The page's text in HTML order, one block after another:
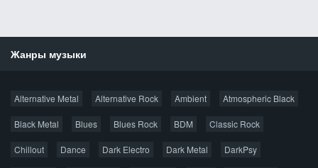
Жанры музыки
Alternative Metal Alternative Rock Ambient Atmospheric Black
Black Metal Blues Blues Rock BDM Classic Rock
Chillout Dance Dark Electro Dark Metal DarkPsy
Новые раздачи
Популярное за сутки